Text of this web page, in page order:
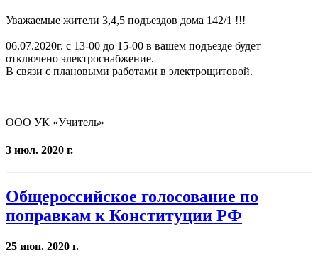
Уважаемые жители 3,4,5 подъездов дома 142/1 !!!
06.07.2020г. с 13-00 до 15-00 в вашем подъезде будет
отключено электроснабжение.
В связи с плановыми работами в электрощитовой.
ООО УК «Учитель»
3 июл. 2020 г.
Общероссийское голосование по
поправкам к Конституции РФ
25 июн. 2020 г.